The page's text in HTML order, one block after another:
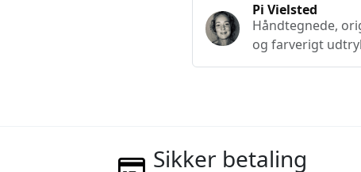
Pi Vielsted
Håndtegnede,
og farverigt
Sikker betaling